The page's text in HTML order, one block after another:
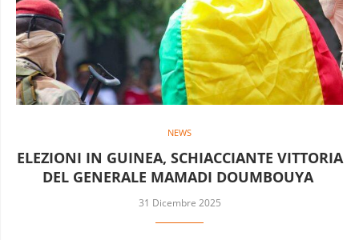
NEWS
ELEZIONI IN GUINEA, SCHIACCIANTE VITTORIA
DEL GENERALE MAMADI DOUMBOUYA
31 Dicembre 2025